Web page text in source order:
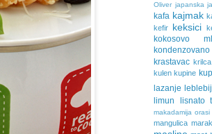
Oliver japanska
kafa kajmak
kefir keksici
kokosovo
krastavac krilca
kulen kupine
lazanje
limun
lisnato
makadamija orasi
mangulica